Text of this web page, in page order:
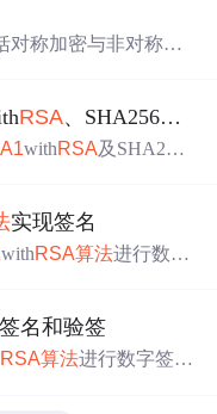
发者解决此类问
对称加密与非对称加
发送者身份验证。还
并提供了Java.securit
RSA、SHA256with
withRSA及SHA256
操作步骤。
实现签名
withRSA算法进行数字
名和验签
RSA算法进行数字签名